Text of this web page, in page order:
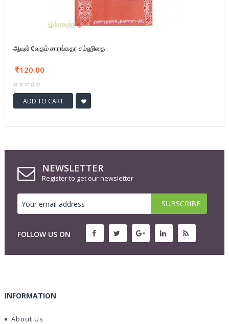
ஆயுள் வேதம் சாரங்கதர சம்ஹிதை
120.00
ADD TO CART
NEWSLETTER
Register to get our newsletter
FOLLOW US ON
INFORMATION
About Us